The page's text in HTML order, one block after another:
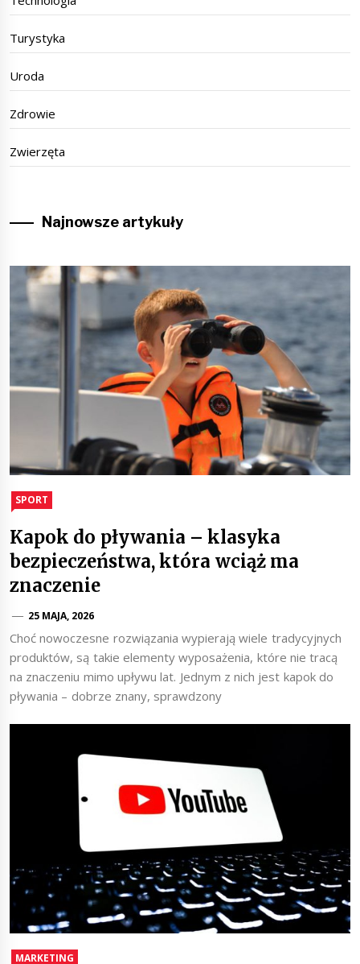
Turystyka
Uroda
Zdrowie
Zwierzęta
Najnowsze artykuły
SPORT
Kapok do pływania – klasyka
bezpieczeństwa, która wciąż ma
znaczenie
25 MAJA, 2026
Choć nowoczesne rozwiązania wypierają wiele tradycyjnych
produktów, są takie elementy wyposażenia, które nie tracą
na znaczeniu mimo upływu lat. Jednym z nich jest kapok do
pływania – dobrze znany, sprawdzony
MARKETING